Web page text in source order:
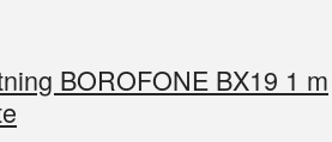
BOROFONE BX19 1 m